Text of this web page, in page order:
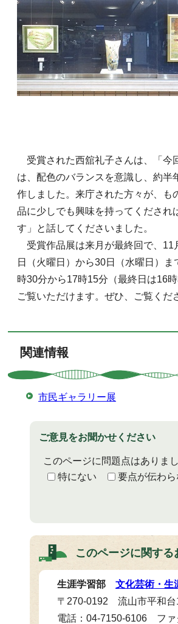
受賞された西舘礼子さんは、「今
は、配色のバランスを意識し、約半
作しました。来庁された方々が、も
品に少しでも興味を持ってくだされ
す」と話してくださいました。
受賞作品展は来月が最終回で、11
日（火曜日）から30日（水曜日）ま
時30分から17時15分（最終日は16
ご覧いただけます。ぜひ、ご覧くだ
関連情報
市民ギャラリー展
ご意見をお聞かせください
このページに問題点はありま
特にない
要点が伝わら
このページに関する
生涯学習部 文化芸術・生
〒270-0192 流山市平和
電話：04-7150-6106 ファ